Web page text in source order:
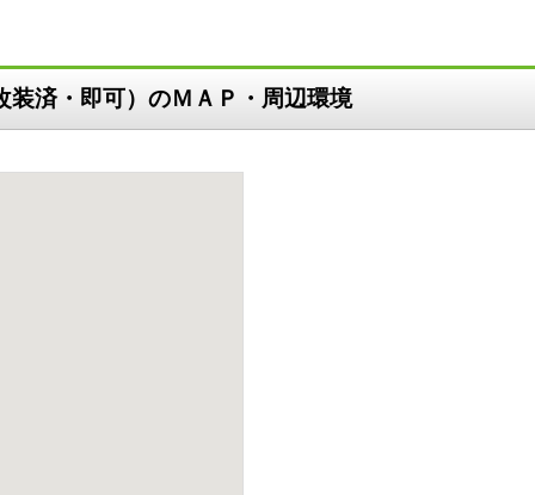
済・即可）のＭＡＰ・周辺環境